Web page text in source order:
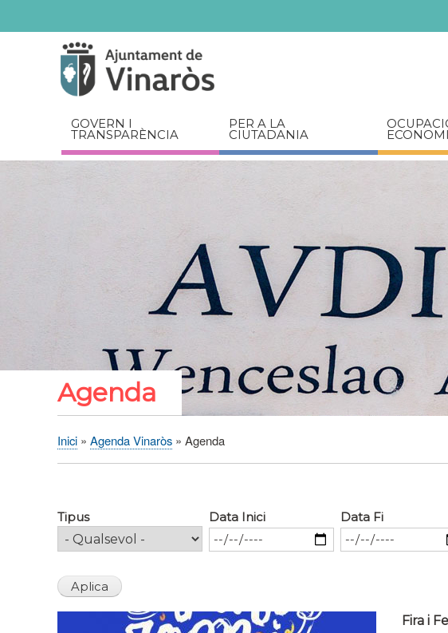
relacionats
GOVERN I
TRANSPARÈNCIA
PER A LA
CIUTADANIA
Agenda
Fil
Inici Agenda Vinaròs Agenda
Tipus Data Inici Data Fi
Fira i